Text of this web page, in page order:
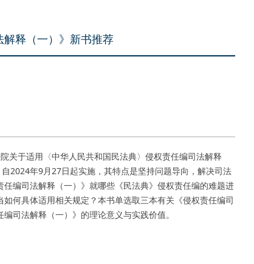
释（一）》新书推荐
于适用〈中华人民共和国民法典〉侵权责任编司法解释
2024年9月27日起实施，其特点是坚持问题导向，解决司法
编司法解释（一）》就哪些《民法典》侵权责任编的难题进
何具体适用相关规定？本书单选取三本有关《侵权责任编司
司法解释（一）》的理论意义与实践价值。